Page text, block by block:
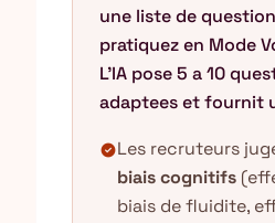
une liste de
pratiquez en Mode
L'IA pose 5 a 10
adaptees et fournit
check_circleLes recruteurs
biais cognitifs
biais de fluidite,